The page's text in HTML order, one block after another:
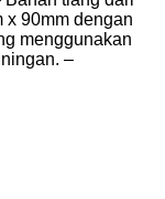
x 90mm dengan
menggunakan
–